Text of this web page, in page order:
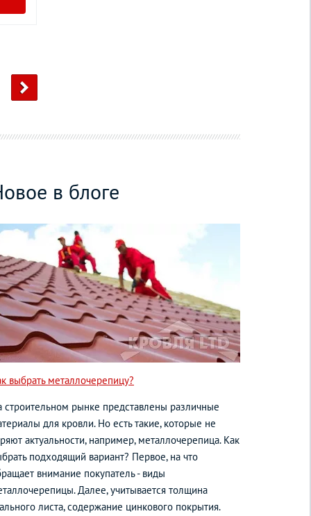
в блоге
выбрать металлочерепицу?
строительном рынке представлены различные
для кровли. Но есть такие, которые не
актуальности, например, металлочерепица. Как
подходящий вариант? Первое, на что
внимание покупатель - виды
Далее, учитывается толщина
листа, содержание цинкового покрытия.